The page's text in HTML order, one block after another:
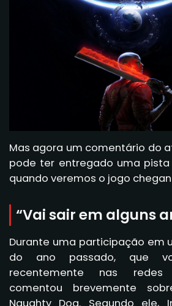
Mas agora um comentário do
pode ter entregado uma
quando veremos o jogo
“Vai sair em alguns
Durante uma participação em
do ano passado, que
recentemente nas redes
comentou brevemente
Naughty Dog. Segundo ele,